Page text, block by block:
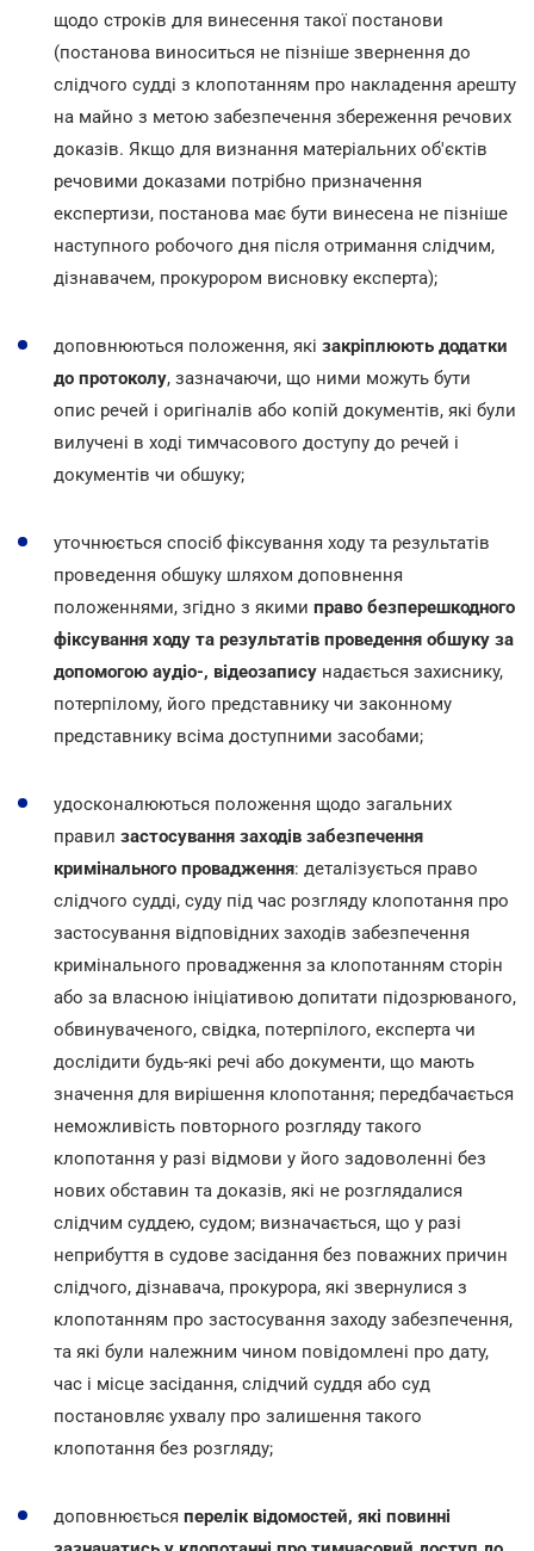
щодо строків для винесення такої постанови
(постанова виноситься не пізніше звернення до
слідчого судді з клопотанням про накладення арешту
на майно з метою забезпечення збереження речових
доказів. Якщо для визнання матеріальних об'єктів
речовими доказами потрібно призначення
експертизи, постанова має бути винесена не пізніше
наступного робочого дня після отримання слідчим,
дізнавачем, прокурором висновку експерта);
доповнюються положення, які закріплюють додатки
до протоколу, зазначаючи, що ними можуть бути
опис речей і оригіналів або копій документів, які були
вилучені в ході тимчасового доступу до речей і
документів чи обшуку;
уточнюється спосіб фіксування ходу та результатів
проведення обшуку шляхом доповнення
положеннями, згідно з якими право безперешкодного
фіксування ходу та результатів проведення обшуку за
допомогою аудіо-, відеозапису надається захиснику,
потерпілому, його представнику чи законному
представнику всіма доступними засобами;
удосконалюються положення щодо загальних
правил застосування заходів забезпечення
кримінального провадження: деталізується право
слідчого судді, суду під час розгляду клопотання про
застосування відповідних заходів забезпечення
кримінального провадження за клопотанням сторін
або за власною ініціативою допитати підозрюваного,
обвинуваченого, свідка, потерпілого, експерта чи
дослідити будь-які речі або документи, що мають
значення для вирішення клопотання; передбачається
неможливість повторного розгляду такого
клопотання у разі відмови у його задоволенні без
нових обставин та доказів, які не розглядалися
слідчим суддею, судом; визначається, що у разі
неприбуття в судове засідання без поважних причин
слідчого, дізнавача, прокурора, які звернулися з
клопотанням про застосування заходу забезпечення,
та які були належним чином повідомлені про дату,
час і місце засідання, слідчий суддя або суд
постановляє ухвалу про залишення такого
клопотання без розгляду;
доповнюється перелік відомостей, які повинні